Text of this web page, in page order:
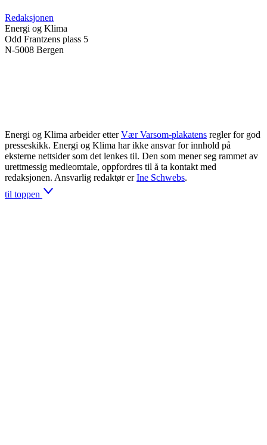
Redaksjonen
Energi og Klima
Odd Frantzens plass 5
N-5008 Bergen
Energi og Klima arbeider etter Vær Varsom-plakatens regler for god
presseskikk. Energi og Klima har ikke ansvar for innhold på
eksterne nettsider som det lenkes til. Den som mener seg rammet av
urettmessig medieomtale, oppfordres til å ta kontakt med
redaksjonen. Ansvarlig redaktør er Ine Schwebs.
til toppen